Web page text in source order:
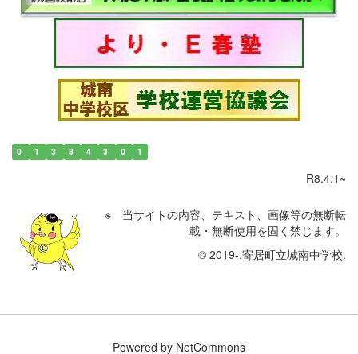
0 1 3 8 4 3 0 1
R8.4.1~
※ 当サイトの内容、テキスト、画像等の無断転
載・無断使用を固く禁じます。
© 2019-.寄居町立城南中学校.
Powered by NetCommons